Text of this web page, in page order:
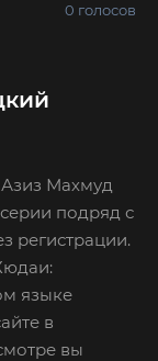
0 голосов
Азиз Махмуд
подряд с
регистрации.
языке
в
вы